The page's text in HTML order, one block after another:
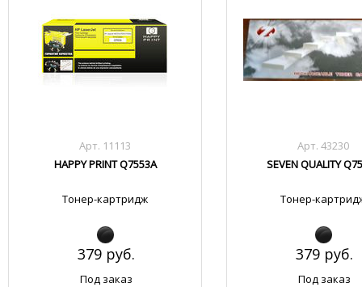
Арт. 11113
HAPPY PRINT Q7553A
Тонер-картридж
379 руб.
Под заказ
Арт. 43230
SEVEN QUALITY
Тонер-
379 руб.
Под заказ